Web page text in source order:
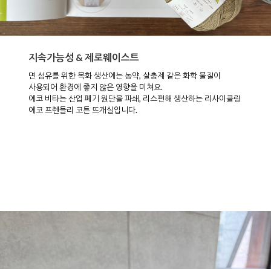
지속가능성 & 제로웨이스트
면 섬유를 위한 목화 생산에는 농약, 살충제 같은 화학 물질이
사용되어 환경에 좋지 않은 영향을 미쳐요.
에코 비타는 산업 폐기 원단을 파쇄, 리스펀해 생산하는 리사이클링
에코 프렌들리 코튼 뜨개실입니다.